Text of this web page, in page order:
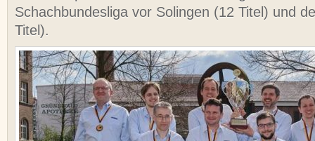
Schachbundesliga vor Solingen (12 Titel) und
Titel).